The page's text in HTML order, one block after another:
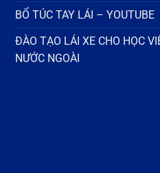
BỔ TÚC TAY LÁI – YOUTUBE
ĐÀO TẠO LÁI XE CHO HỌC
NƯỚC NGOÀI